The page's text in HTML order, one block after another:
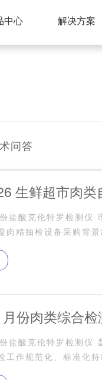
中心 解决方案
问答
生鲜超市肉
盐酸克伦特罗检测仪
肉精抽检设备采购背
份肉类综合
盐酸克伦特罗检测仪
工作规范化、标准化